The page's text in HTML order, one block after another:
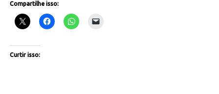
Compartilhe isso:
Curtir isso: